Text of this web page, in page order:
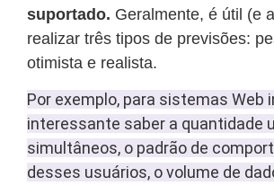
suportado. Geralmente, é útil (e
realizar três tipos de previsões:
otimista e realista.
Por exemplo, para sistemas Web
interessante saber a quantidade
simultâneos, o padrão de
desses usuários, o volume de